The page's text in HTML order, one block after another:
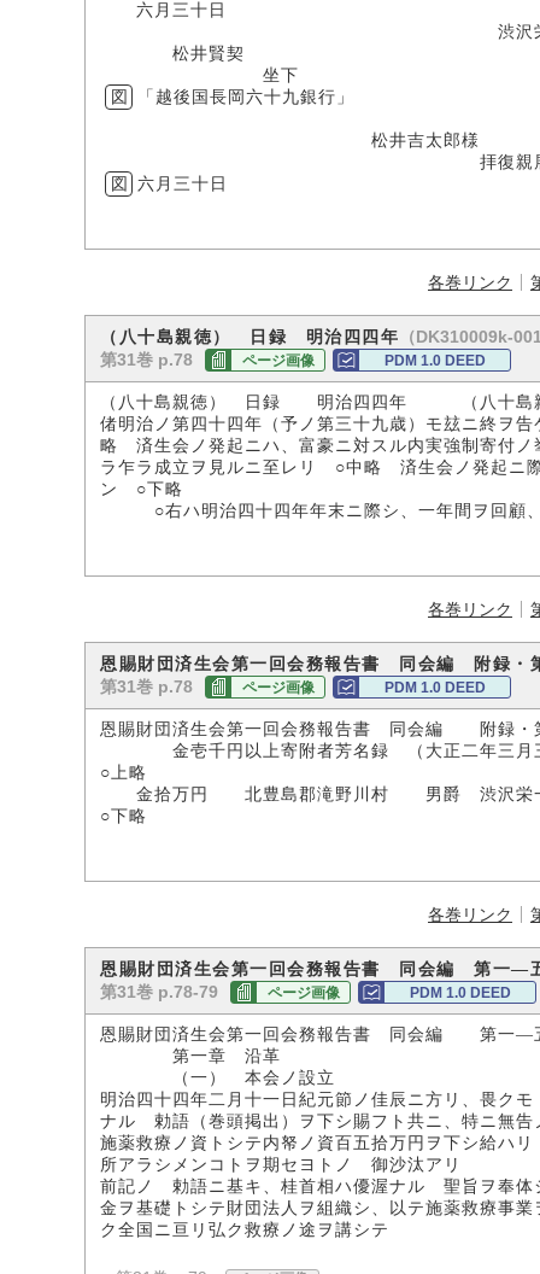
六月三十日
渋沢栄
松井賢契
坐下
図
「越後国長岡六十九銀行」
松井吉太郎様 渋
拝復親
図
六月三十日
各巻リンク
（八十島親徳） 日録 明治四四年 （DK310009k-
第31巻 p.78
ページ画像 PDM 1.0 DEED
（八十島親徳） 日録 明治四四年 （八十島
偖明治ノ第四十四年（予ノ第三十九歳）モ玆ニ終ヲ
略 済生会ノ発起ニハ、富豪ニ対スル内実強制寄付ノ
ラ乍ラ成立ヲ見ルニ至レリ ○中略 済生会ノ発起ニ
ン ○下略
○右ハ明治四十四年年末ニ際シ、一年間ヲ回顧、
各巻リンク
恩賜財団済生会第一回会務報告書 同会編 附録・
第31巻 p.78 ページ画像 PDM 1.0 DEED
恩賜財団済生会第一回会務報告書 同会編 附録・
金壱千円以上寄附者芳名録 （大正二年三月
○上略
金拾万円 北豊島郡滝野川村 男爵 渋沢栄
○下略
各巻リンク
恩賜財団済生会第一回会務報告書 同会編 第一―
第31巻 p.78-79 ページ画像 PDM 1.0 DEED
恩賜財団済生会第一回会務報告書 同会編 第一―
第一章 沿革
（一） 本会ノ設立
明治四十四年二月十一日紀元節ノ佳辰ニ方リ、畏
ナル 勅語（巻頭掲出）ヲ下シ賜フト共ニ、特ニ無告
施薬救療ノ資トシテ内帑ノ資百五拾万円ヲ下シ給ハ
所アラシメンコトヲ期セヨトノ 御沙汰アリ
前記ノ 勅語ニ基キ、桂首相ハ優渥ナル 聖旨ヲ奉体
金ヲ基礎トシテ財団法人ヲ組織シ、以テ施薬救療事
ク全国ニ亘リ弘ク救療ノ途ヲ講シテ